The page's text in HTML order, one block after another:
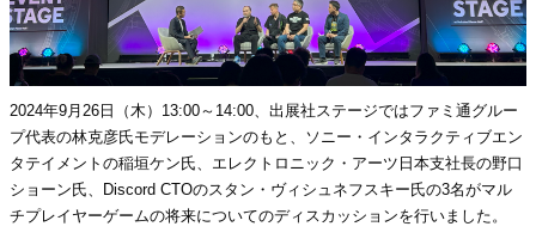
2024年9月26日（木）13:00～14:00、出展社ステージではファミ通グルー
プ代表の林克彦氏モデレーションのもと、ソニー・インタラクティブエン
タテイメントの稲垣ケン氏、エレクトロニック・アーツ日本支社長の野口
ショーン氏、Discord CTOのスタン・ヴィシュネフスキー氏の3名がマル
チプレイヤーゲームの将来についてのディスカッションを行いました。